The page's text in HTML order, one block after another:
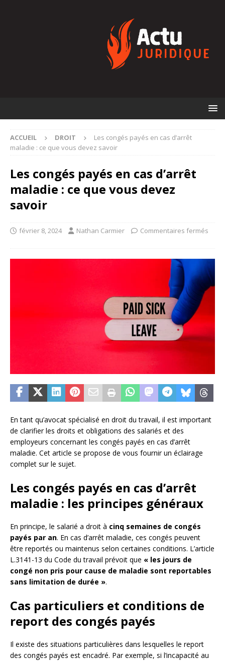
ACCUEIL DROIT
Les congés payés en cas d’arrêt
maladie : ce que vous devez savoir
Les congés payés en cas d’arrêt
maladie : ce que vous devez
savoir
février 8, 2024 Nathan Carmier Commentaires fermés
En tant qu’avocat spécialisé en droit du travail, il est important
de clarifier les droits et obligations des salariés et des
employeurs concernant les congés payés en cas d’arrêt
maladie. Cet article se propose de vous fournir un éclairage
complet sur le sujet.
Les congés payés en cas d’arrêt
maladie : les principes généraux
En principe, le salarié a droit à cinq semaines de congés
payés par an. En cas d’arrêt maladie, ces congés peuvent
être reportés ou maintenus selon certaines conditions. L’article
L.3141-13 du Code du travail prévoit que « les jours de
congé non pris pour cause de maladie sont reportables
sans limitation de durée ».
Cas particuliers et conditions de
report des congés payés
Il existe des situations particulières dans lesquelles le report
des congés payés est encadré. Par exemple, si l’incapacité au